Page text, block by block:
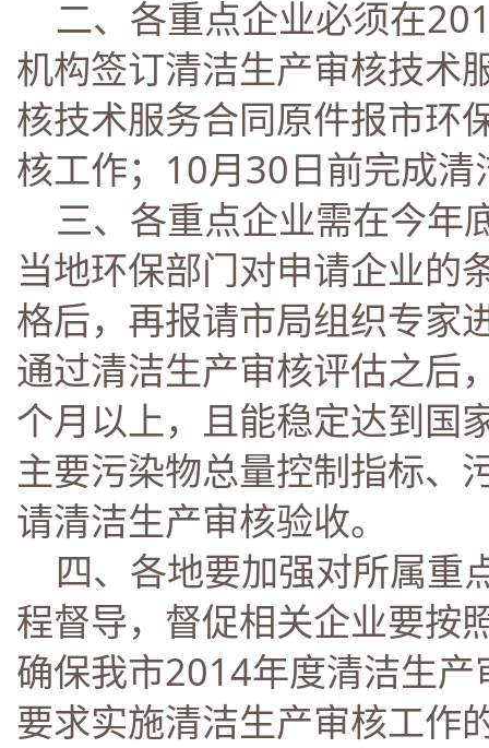
二、各重点企业必须在
机构签订清洁生产审核技术
核技术服务合同原件报市环
核工作；10月30日前完成
三、各重点企业需在今年
当地环保部门对申请企业的
格后，再报请市局组织专家
通过清洁生产审核评估之后
个月以上，且能稳定达到国
主要污染物总量控制指标、
请清洁生产审核验收。
四、各地要加强对所属重
程督导，督促相关企业要按
确保我市2014年度清洁生
要求实施清洁生产审核工作